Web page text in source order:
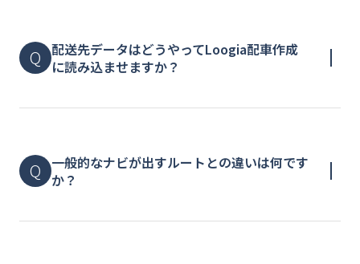
配送先データはどうやってLoogia配車作成
に読み込ませますか？
⼀般的なナビが出すルートとの違いは何です
か？